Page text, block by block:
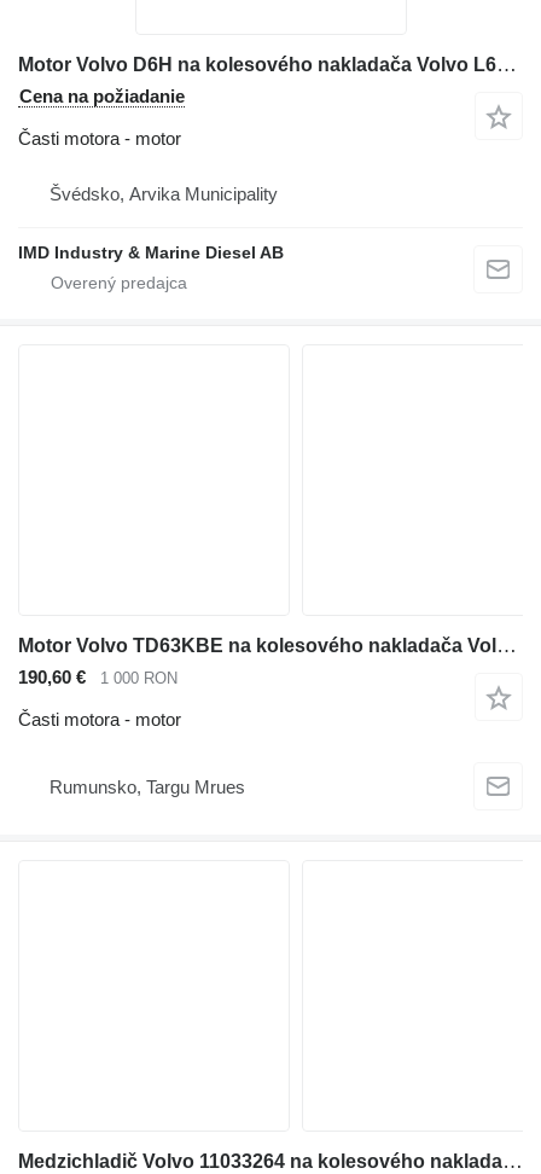
Motor Volvo D6H na kolesového nakladača Volvo L60 L70 L90 (G MODELL)
Cena na požiadanie
Časti motora - motor
Švédsko, Arvika Municipality
IMD Industry & Marine Diesel AB
Motor Volvo TD63KBE na kolesového nakladača Volvo L90D L70D L110D L120D
190,60 € 1 000 RON
Časti motora - motor
Rumunsko, Targu Mrues
Medzichladič Volvo 11033264 na kolesového nakladača Volvo L90D